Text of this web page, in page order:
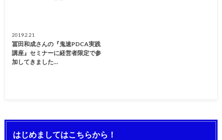
2019.2.21
冨田和成さんの『鬼速PDCA実践
講座』セミナーに経営者限定で参
加してきました…
はじめましてはこちらから！